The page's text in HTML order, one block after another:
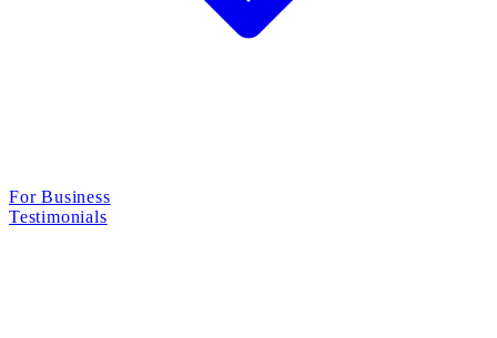
For Business
Testimonials